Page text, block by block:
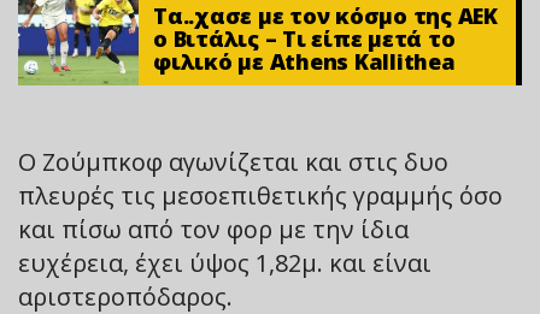
Τα..χασε με τον κόσμο της ΑΕΚ
ο Βιτάλις – Τι είπε μετά το
φιλικό με Athens Kallithea
O Ζούμπκοφ αγωνίζεται και στις δυο
πλευρές τις μεσοεπιθετικής γραμμής όσο
και πίσω από τον φορ με την ίδια
ευχέρεια, έχει ύψος 1,82μ. και είναι
αριστεροπόδαρος.